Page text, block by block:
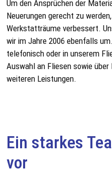
Um den Ansprüchen der
Neuerungen gerecht zu
Werkstatträume verbessert.
wir im Jahre 2006 ebenfalls
telefonisch oder in unserem
Auswahl an Fliesen sowie über
weiteren Leistungen.
Ein starkes
vor